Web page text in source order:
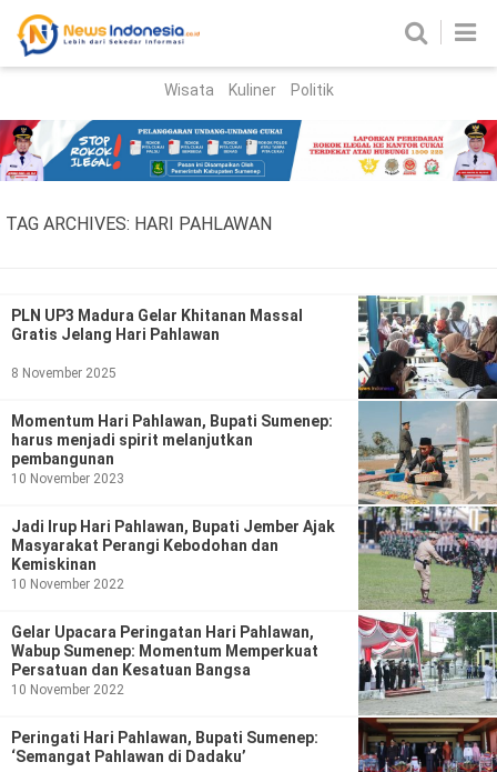
Parlemen
Nasional
Korupsi
Gaya Hidup
Otomotif
Pendidikan Ilmiah
Wisata Kuliner Politik
TAG ARCHIVES: HARI PAHLAWAN
PLN UP3 Madura Gelar Khitanan Massal
Gratis Jelang Hari Pahlawan
8 November 2025
Momentum Hari Pahlawan, Bupati Sumenep:
harus menjadi spirit melanjutkan
pembangunan
10 November 2023
Jadi Irup Hari Pahlawan, Bupati Jember Ajak
Masyarakat Perangi Kebodohan dan
Kemiskinan
10 November 2022
Gelar Upacara Peringatan Hari Pahlawan,
Wabup Sumenep: Momentum Memperkuat
Persatuan dan Kesatuan Bangsa
10 November 2022
Peringati Hari Pahlawan, Bupati Sumenep:
‘Semangat Pahlawan di Dadaku’